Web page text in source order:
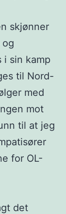
skjønner
og
i sin kamp
til Nord-
med
mot
til at jeg
for OL-
det